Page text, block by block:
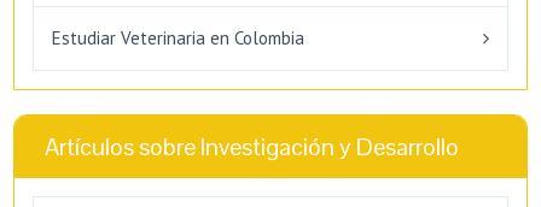
Estudiar Veterinaria en Colombia
Artículos sobre Investigación y Desarrollo